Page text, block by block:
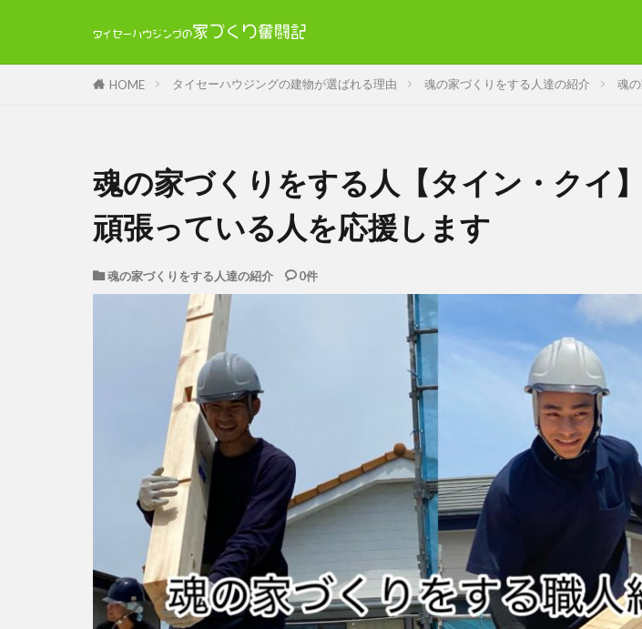
HOME タイセーハウジングの建物が選ばれる理由 魂の家づくりをする人達の紹介 魂
魂の家づくりをする人【タイン・クイ
頑張っている人を応援します
魂の家づくりをする人達の紹介 0件